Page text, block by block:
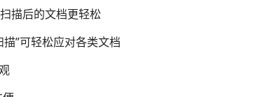
描后的文档更轻松
描”可轻松应对各类文档